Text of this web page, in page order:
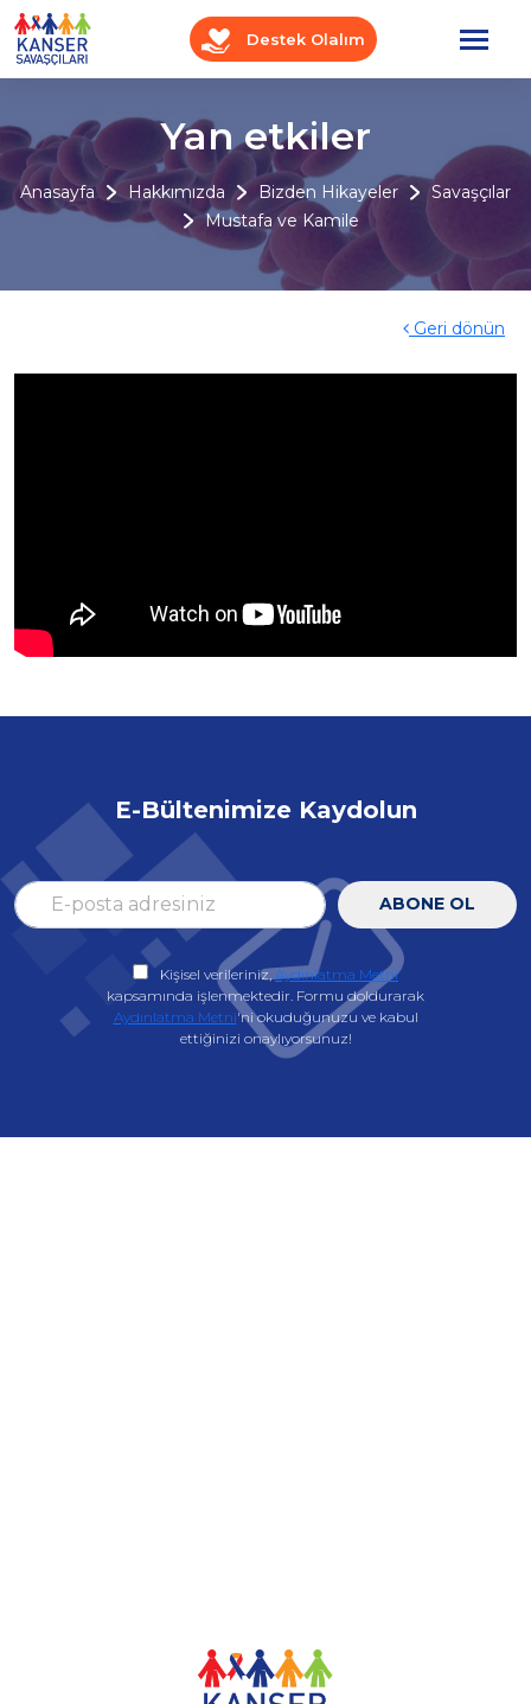
Destek Olalım
Yan etkiler
Anasayfa Hakkımızda Bizden Hikayeler
Savaşçılar
Mustafa ve Kamile
Geri dönün
E-Bültenimize Kaydolun
ABONE OL
Kişisel verileriniz,Aydınlatma Metni
kapsamında işlenmektedir. Formu doldurarak
Aydınlatma Metni'ni okuduğunuzu ve kabul
ettiğinizi onaylıyorsunuz!